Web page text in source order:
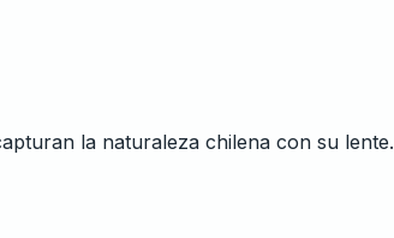
la naturaleza chilena con su lente.